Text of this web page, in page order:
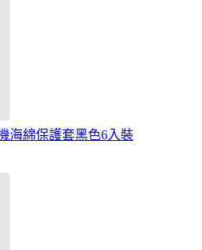
海綿保護套黑色6入裝